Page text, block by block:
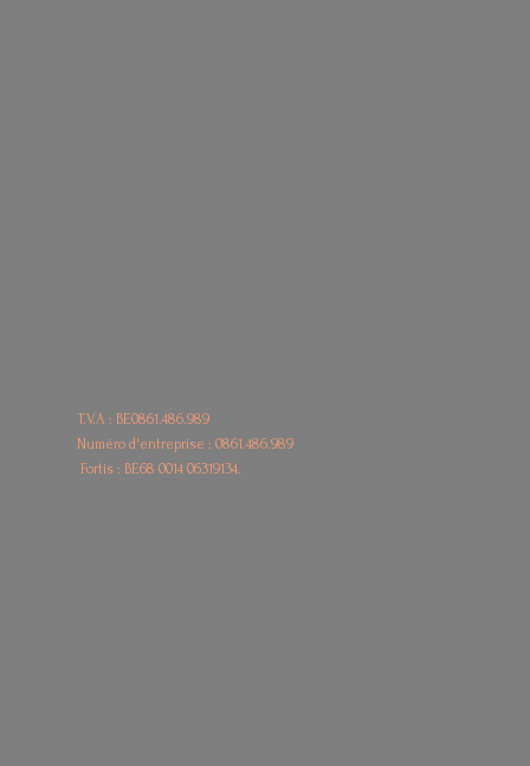
T.V.A : BE0861.486.989
Numéro d'entreprise : 0861.486.989
Fortis : BE680014 06319134.